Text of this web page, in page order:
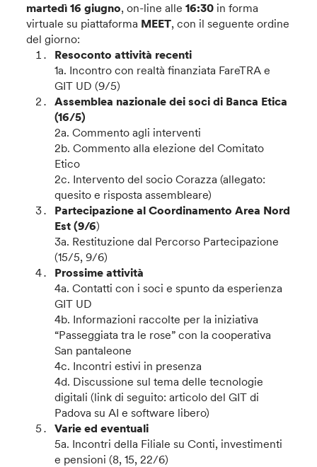
martedì 16 giugno, on-line alle16:30 in forma
virtuale su piattaforma MEET, con il seguente ordine
del giorno:
Resoconto attività recenti
1a. Incontro con realtà finanziata FareTRA e
GIT UD (9/5)
Assemblea nazionale dei soci di Banca Etica
(16/5)
2a. Commento agli interventi
2b. Commento alla elezione del Comitato
Etico
2c. Intervento del socio Corazza (allegato:
quesito e risposta assembleare)
Partecipazione al Coordinamento Area Nord
Est (9/6)
3a. Restituzione dal Percorso Partecipazione
(15/5, 9/6)
Prossime attività
4a. Contatti con i soci e spunto da esperienza
GIT UD
4b. Informazioni raccolte per la iniziativa
“Passeggiata tra le rose” con la cooperativa
San pantaleone
4c. Incontri estivi in presenza
4d. Discussione sul tema delle tecnologie
digitali (link di seguito: articolo del GIT di
Padova su AI e software libero)
Varie ed eventuali
5a. Incontri della Filiale su Conti, investimenti
e pensioni (8, 15, 22/6)